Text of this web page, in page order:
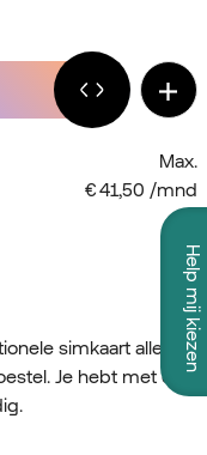
Max.
€ 41,50 /mnd
simkaart alleen
Je hebt met een
Help mij kiezen